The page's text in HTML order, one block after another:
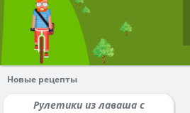
Новые рецепты
Рулетики из лаваша с